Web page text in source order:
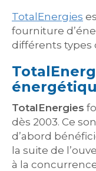
TotalEnergies
fourniture
différents types
TotalEnergies
dès 2003. Ce
d’abord
la suite de
à la